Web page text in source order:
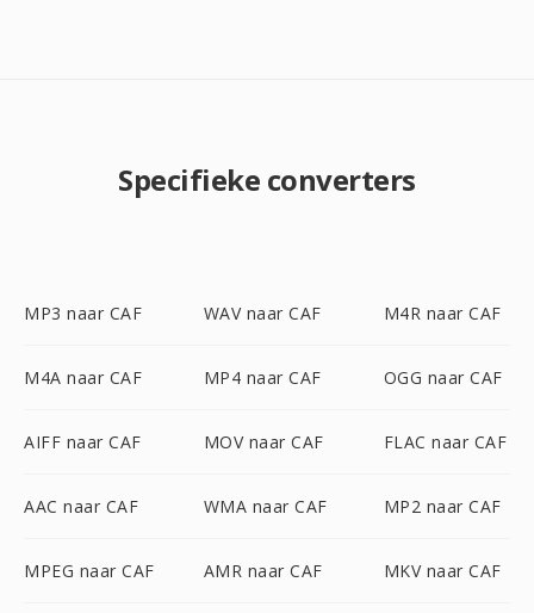
Specifieke converters
MP3 naar CAF WAV naar CAF M4R naar CAF
M4A naar CAF MP4 naar CAF OGG naar CAF
AIFF naar CAF MOV naar CAF FLAC naar CAF
AAC naar CAF WMA naar CAF MP2 naar CAF
MPEG naar CAF AMR naar CAF MKV naar CAF